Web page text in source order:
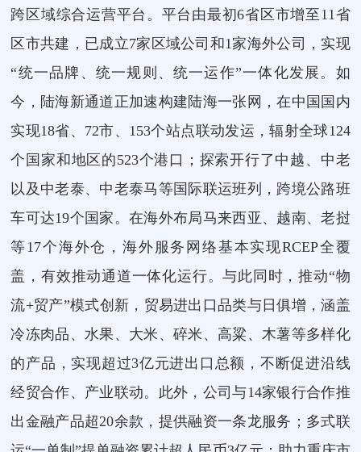
跨区域综合运营平台。平台由最初6省区市增至11省
区市共建，已成立7家区域公司和1家海外公司，实现
“统一品牌、统一规则、统一运作”一体化发展。如
今，陆海新通道正加速构建陆海一张网，在中国国内
实现18省、72市、153个站点联动发运，辐射全球124
个国家和地区的523个港口；探索开行了中越、中老
以及中老泰、中老泰马等国际联运班列，跨境公路班
车可达19个国家。在海外布局马来西亚、越南、老挝
等17个海外仓，海外服务网络基本实现RCEP全覆
盖，有效推动通道一体化运行。与此同时，推动“物
流+贸产”模式创新，贸易进出口品类与日俱增，涵盖
冷冻肉品、水果、大米、碎米、高粱、木薯等多样化
的产品，实现超过3亿元进出口总额，不断促进沿线
经贸合作、产业联动。此外，公司与14家银行合作推
出金融产品超20余款，提供融资一条龙服务；多式联